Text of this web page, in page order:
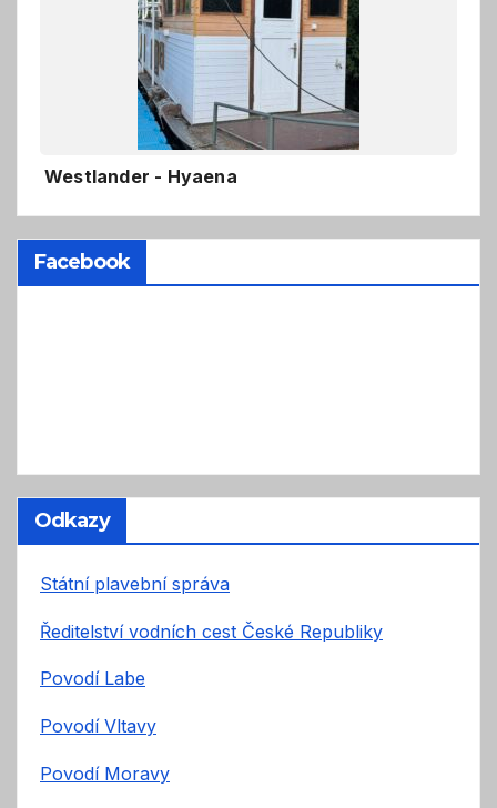
Westlander - Hyaena
Facebook
Odkazy
Státní plavební správa
Ředitelství vodních cest České Republiky
Povodí Labe
Povodí Vltavy
Povodí Moravy